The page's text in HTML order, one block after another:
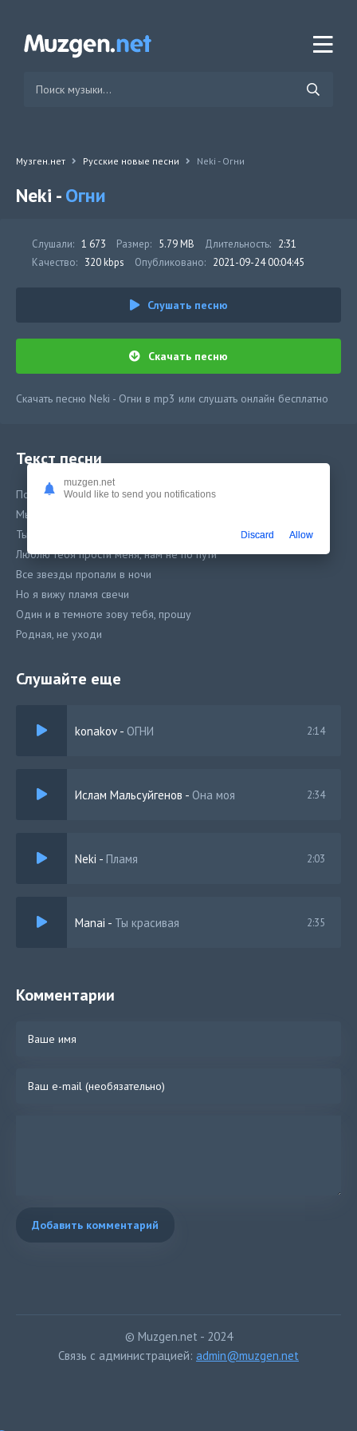
Музген.нет Русские новые песни Neki - Огни
Neki -Огни
Слушали: 1 673 Размер: 5.79 MB Длительность: 2:31
Качество: 320 kbps Опубликовано: 2021-09-24 00:04:45
Слушать песню
Скачать песню
Скачать песню Neki - Огни в mp3 или слушать онлайн бесплатно
Текст песни
Погасли все разом огни
Мы с тобой остались одни
Ты говорила мне
Люблю тебя прости меня, нам не по пути
Все звезды пропали в ночи
Но я вижу пламя свечи
Один и в темноте зову тебя, прошу
Родная, не уходи
Слушайте еще
konakov - ОГНИ 2:14
Ислам Мальсуйгенов - Она моя 2:34
Neki - Пламя 2:03
Manai - Ты красивая 2:35
Комментарии
Добавить комментарий
© Muzgen.net - 2024
Связь с администрацией: admin@muzgen.net
muzgen.net
Would like to send you notifications
Discard Allow